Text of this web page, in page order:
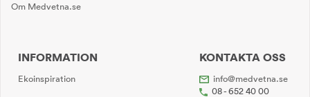
Om Medvetna.se
INFORMATION
Ekoinspiration
KONTAKTA OSS
info@medvetna.se
08 - 652 40 00